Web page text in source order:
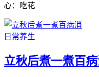
心：吃花
日常养生
立秋后煮一煮百